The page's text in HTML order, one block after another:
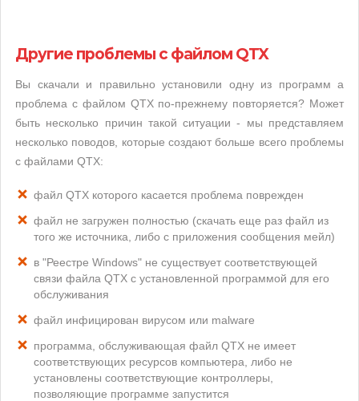
Другие проблемы с файлом QTX
Вы скачали и правильно установили одну из программ а
проблема с файлом QTX по-прежнему повторяется? Может
быть несколько причин такой ситуации - мы представляем
несколько поводов, которые создают больше всего проблемы
с файлами QTX:
файл QTX которого касается проблема поврежден
файл не загружен полностью (скачать еще раз файл из
того же источника, либо с приложения сообщения мейл)
в "Реестре Windows" не существует соответствующей
связи файла QTX с установленной программой для его
обслуживания
файл инфицирован вирусом или malware
программа, обслуживающая файл QTX не имеет
соответствующих ресурсов компьютера, либо не
установлены соответствующие контроллеры,
позволяющие программе запустится